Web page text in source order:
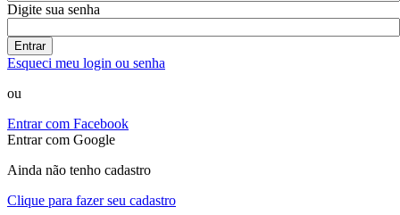
Digite sua senha
Entrar
Esqueci meu login ou senha
ou
Entrar com Facebook
Entrar com Google
Ainda não tenho cadastro
Clique para fazer seu cadastro